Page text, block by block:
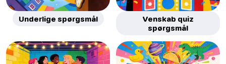
Underlige spørgsmål
Venskab quiz
spørgsmål